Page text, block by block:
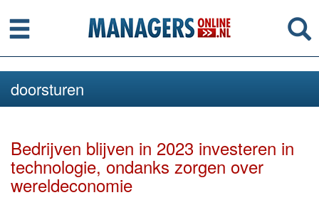
Menu
doorsturen
Bedrijven blijven in 2023 investeren in
technologie, ondanks zorgen over
wereldeconomie